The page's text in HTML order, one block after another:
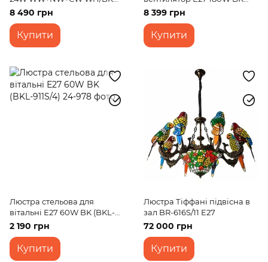
(BKL-905S/1)
8 490 грн
Купити
(BKL-912SC/3)
8 399 грн
Купити
Люстра стельова для
вітальні Е27 60W BK (BKL-
911S/4)
2 190 грн
Купити
Люстра Тіффані підвісна в
зал BR-616S/11 E27
72 000 грн
Купити